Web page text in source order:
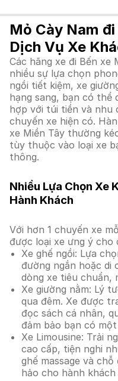
Mỏ Cày Nam
Dịch Vụ Xe
Các hãng xe đi Bến xe
nhiều sự lựa chọn
ngồi tiết kiệm, xe
hạng sang, bạn có thể
hợp với túi tiền và nhu
chuyến xe hiện có.
xe Miền Tây thường
tùy thuộc vào loại xe
thông.
Nhiều Lựa Chọn Xe
Hành Khách
Với hơn 1 chuyến xe
được loại xe ưng ý cho
Xe ghế ngồi: Lựa
đường ngắn hoặc di
dòng xe tiêu chuẩn,
Xe giường nằm: Lý
qua đêm. Xe được
đọc sách cá nhân,
đảm bảo bạn có
Xe Limousine: Trải
cao cấp, tiện nghi
ghế massage và
hảo cho hành